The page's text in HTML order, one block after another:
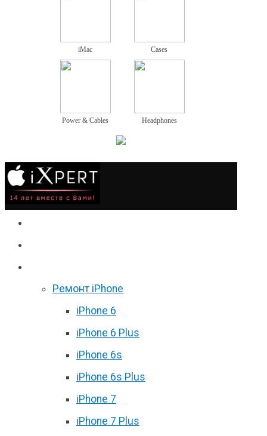
iMac Cases
Power & Cables Headphones
Ремонт iPhone
iPhone 6
iPhone 6 Plus
iPhone 6s
iPhone 6s Plus
iPhone 7
iPhone 7 Plus